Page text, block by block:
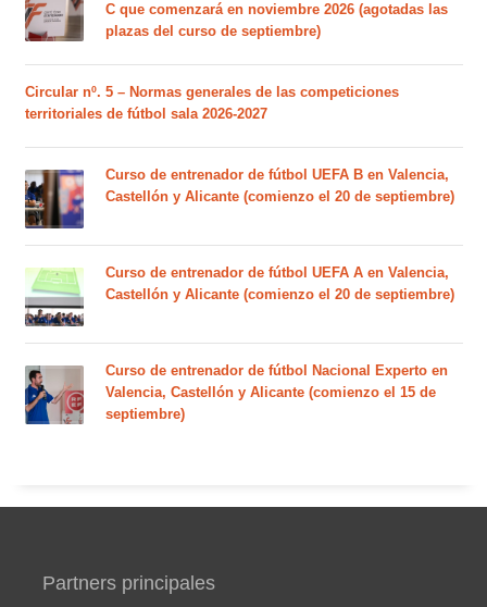
C que comenzará en noviembre 2026 (agotadas las
plazas del curso de septiembre)
Circular nº. 5 – Normas generales de las competiciones
territoriales de fútbol sala 2026-2027
Curso de entrenador de fútbol UEFA B en Valencia,
Castellón y Alicante (comienzo el 20 de septiembre)
Curso de entrenador de fútbol UEFA A en Valencia,
Castellón y Alicante (comienzo el 20 de septiembre)
Curso de entrenador de fútbol Nacional Experto en
Valencia, Castellón y Alicante (comienzo el 15 de
septiembre)
Partners principales